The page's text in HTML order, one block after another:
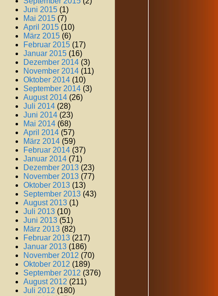
Juni 2015 (1)
Mai 2015 (7)
April 2015 (10)
März 2015 (6)
Februar 2015 (17)
Januar 2015 (16)
Dezember 2014 (3)
November 2014 (11)
Oktober 2014 (10)
September 2014 (3)
August 2014 (26)
Juli 2014 (28)
Juni 2014 (23)
Mai 2014 (68)
April 2014 (57)
März 2014 (59)
Februar 2014 (37)
Januar 2014 (71)
Dezember 2013 (23)
November 2013 (77)
Oktober 2013 (13)
September 2013 (43)
August 2013 (1)
Juli 2013 (10)
Juni 2013 (51)
März 2013 (82)
Februar 2013 (217)
Januar 2013 (186)
November 2012 (70)
Oktober 2012 (189)
September 2012 (376)
August 2012 (211)
Juli 2012 (180)